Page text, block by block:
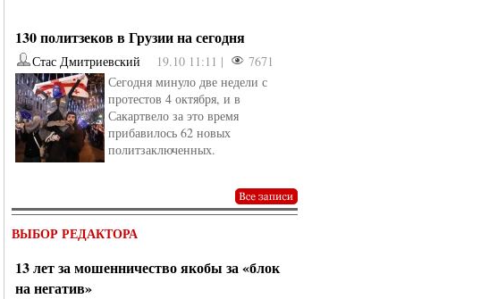
130 политзеков в Грузии на сегодня
Стас Дмитриевский 19.10 11:11 |
7671
Сегодня минуло две недели с
протестов 4 октября, и в
Сакартвело за это время
прибавилось 62 новых
политзаключенных.
ВЫБОР РЕДАКТОРА
13 лет за мошенничество якобы за «блок
на негатив»